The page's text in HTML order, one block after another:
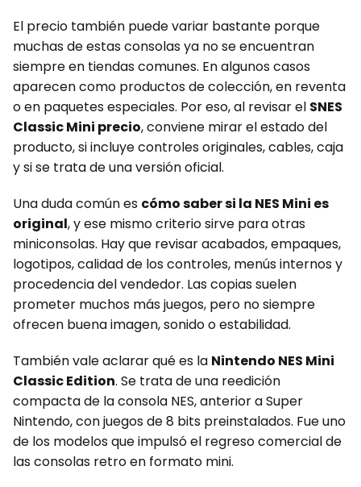
El precio también puede variar bastante porque
muchas de estas consolas ya no se encuentran
siempre en tiendas comunes. En algunos casos
aparecen como productos de colección, en reventa
o en paquetes especiales. Por eso, al revisar el SNES
Classic Mini precio, conviene mirar el estado del
producto, si incluye controles originales, cables, caja
y si se trata de una versión oficial.
Una duda común es cómo saber si la NES Mini es
original, y ese mismo criterio sirve para otras
miniconsolas. Hay que revisar acabados, empaques,
logotipos, calidad de los controles, menús internos y
procedencia del vendedor. Las copias suelen
prometer muchos más juegos, pero no siempre
ofrecen buena imagen, sonido o estabilidad.
También vale aclarar qué es la Nintendo NES Mini
Classic Edition. Se trata de una reedición
compacta de la consola NES, anterior a Super
Nintendo, con juegos de 8 bits preinstalados. Fue uno
de los modelos que impulsó el regreso comercial de
las consolas retro en formato mini.